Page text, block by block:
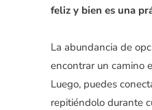
feliz y bien es una
La abundancia de
encontrar un camino
Luego, puedes
repitiéndolo durante